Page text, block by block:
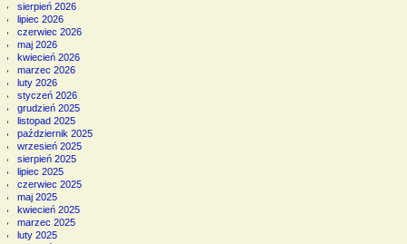
sierpień 2026
lipiec 2026
czerwiec 2026
maj 2026
kwiecień 2026
marzec 2026
luty 2026
styczeń 2026
grudzień 2025
listopad 2025
październik 2025
wrzesień 2025
sierpień 2025
lipiec 2025
czerwiec 2025
maj 2025
kwiecień 2025
marzec 2025
luty 2025